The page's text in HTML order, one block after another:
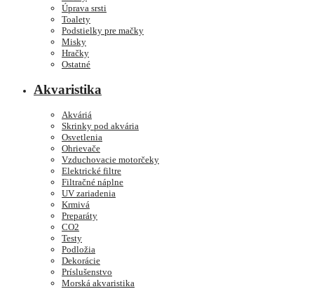
Úprava srsti
Toalety
Podstielky pre mačky
Misky
Hračky
Ostatné
Akvaristika
Akváriá
Skrinky pod akvária
Osvetlenia
Ohrievače
Vzduchovacie motorčeky
Elektrické filtre
Filtračné náplne
UV zariadenia
Krmivá
Preparáty
CO2
Testy
Podložia
Dekorácie
Príslušenstvo
Morská akvaristika